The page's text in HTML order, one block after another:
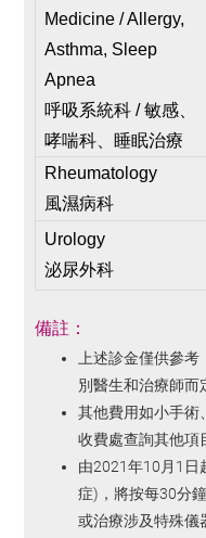
Medicine / Allergy,
Asthma, Sleep
Apnea
呼吸系統科 / 敏感、
哮喘科、睡眠治療
Rheumatology
風濕病科
Urology
泌尿外科
備註 ：
上述診金僅供參
別醫生和治療師而
其他費用如小手術
收費處查詢其他項
由2021年10月1日
症)，將按每30分
或治療涉及特殊儀